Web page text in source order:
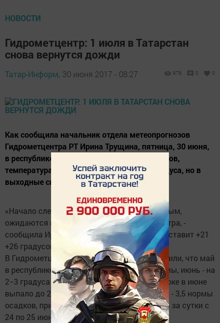
НОВОСТИ
Гидрометцентр: 1 июля в Татарстан
снова вернутся дожди
Татар-Информ, 30 июня 2017 - 08:27 978 0 0
Как сообщила начальник отдела метеопрогнозов
Гидрометцентра РТ Ирина Трущина, пятница, 30 июня,
в республике ожидается теплой и без осадков,
температура воздуха составит +19 +24 градуса, но в
выходные снова пройдут дожди.
«Начало следующей недели будет дождливым,
ожидаются грозы, местами с усилением ветра, -
сообщила Ирина Трущина. - Температура составит +21
+26 градусов тепла».
В Гидрометцентре Татарстана также сообщили, что май
в республике был на два градуса ниже нормы, июнь - на
2−3 градуса ниже нормы. При этом на востоке в июне
выпало до 2−2,5 норм осадков. В Азнакаево - 3,5 нормы
осадков, причем месячная норма вылилась за сутки с
24 по 25 июня.